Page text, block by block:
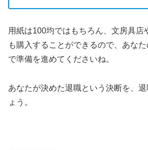
用紙は100均ではもちろん、文房具店
も購入することができるので、あな
で準備を進めてくださいね。
あなたが決めた退職という決断を、
ょう。